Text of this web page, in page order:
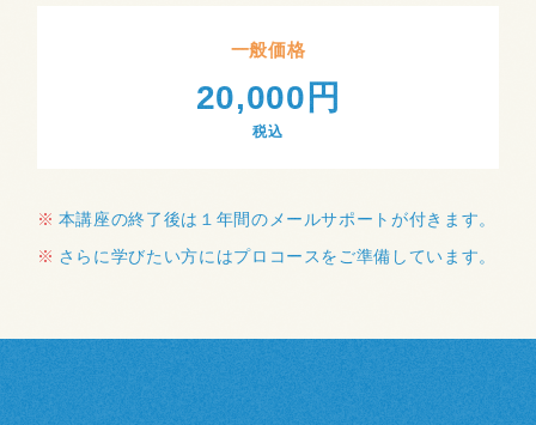
一般価格
20,000円
税込
本講座の終了後は１年間のメールサポートが付きます。
さらに学びたい方にはプロコースをご準備しています。